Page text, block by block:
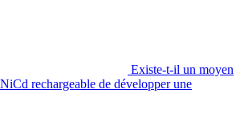
Existe-t-il un moyen
rechargeable de développer une